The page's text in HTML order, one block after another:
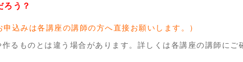
ろう？
込みは各講座の講師の方へ直接お願いします。）
るものとは違う場合があります。詳しくは各講座の講師にご